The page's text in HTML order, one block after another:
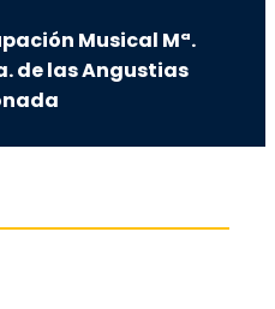
Musical Mª.
de las Angustias